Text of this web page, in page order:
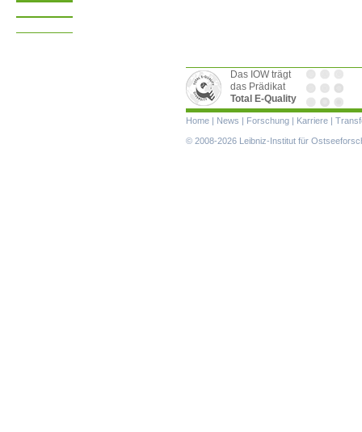
Das IOW trägt
das Prädikat
Total E-Quality
Navigation
überspringen
Home | News | Forschung | Karriere |
© 2008-2026 Leibniz-Institut für